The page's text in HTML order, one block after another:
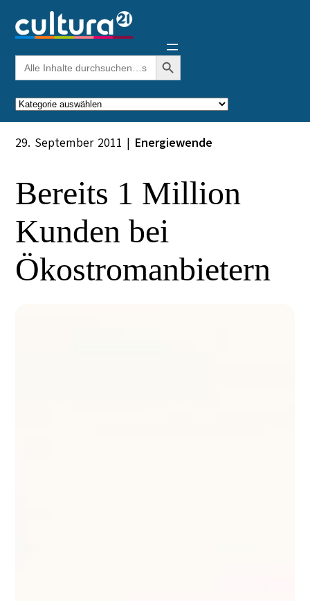
Inhalt
springen
Search
for:
Search Button
Kategorien
29. September 2011 | Energiewende
Bereits 1 Million
Kunden bei
Ökostromanbietern